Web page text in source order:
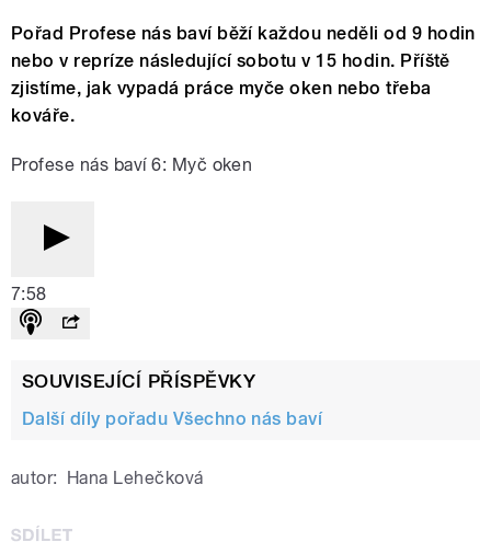
Pořad Profese nás baví běží každou neděli od 9 hodin
nebo v repríze následující sobotu v 15 hodin. Příště
zjistíme, jak vypadá práce myče oken nebo třeba
kováře.
Profese nás baví 6: Myč oken
7:58
SOUVISEJÍCÍ PŘÍSPĚVKY
Další díly pořadu Všechno nás baví
autor: Hana Lehečková